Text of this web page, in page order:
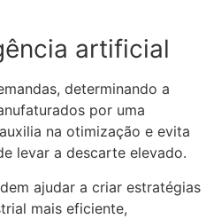
artificial
determinando a
por uma
na otimização e evita
levar a descarte elevado.
ajudar a criar estratégias
mais eficiente,